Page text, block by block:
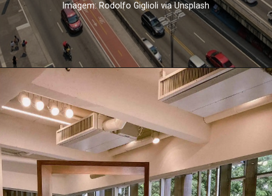
Imagem: Rodolfo Giglioli via Unsplash